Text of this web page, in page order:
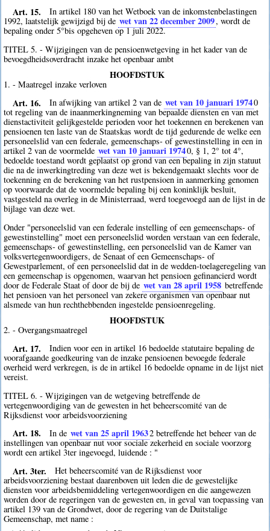
Art. 15.
In artikel 180 van het Wetboek van de inkomstenbelastingen
1992, laatstelijk gewijzigd bij de wet van 22 december 2009, wordt de
bepaling onder 5°bis opgeheven op 1 juli 2022.
TITEL 5. - Wijzigingen van de pensioenwetgeving in het kader van de
bevoegdheidsoverdracht inzake het openbaar ambt
HOOFDSTUK
1. - Maatregel inzake verloven
Art. 16. In afwijking van artikel 2 van de wet van 10 januari 19740
tot regeling van de inaanmerkingneming van bepaalde diensten en van met
dienstactiviteit gelijkgestelde perioden voor het toekennen en berekenen van
pensioenen ten laste van de Staatskas wordt de tijd gedurende de welke een
personeelslid van een federale, gemeenschaps- of gewestinstelling in een in
artikel 2 van de voormelde wet van 10 januari 19740, § 1, 2° tot 4°,
bedoelde toestand wordt geplaatst op grond van een bepaling in zijn statuut
die na de inwerkingtreding van deze wet is bekendgemaakt slechts voor de
toekenning en de berekening van het rustpensioen in aanmerking genomen
op voorwaarde dat de voormelde bepaling bij een koninklijk besluit,
vastgesteld na overleg in de Ministerraad, werd toegevoegd aan de lijst in de
bijlage van deze wet.
Onder "personeelslid van een federale instelling of een gemeenschaps- of
gewestinstelling" moet een personeelslid worden verstaan van een federale,
gemeenschaps- of gewestinstelling, een personeelslid van de Kamer van
volksvertegenwoordigers, de Senaat of een Gemeenschaps- of
Gewestparlement, of een personeelslid dat in de wedden-toelageregeling van
een gemeenschap is opgenomen, waarvan het pensioen gefinancierd wordt
door de Federale Staat of door de bij de wet van 28 april 1958 betreffende
het pensioen van het personeel van zekere organismen van openbaar nut
alsmede van hun rechthebbenden ingestelde pensioenregeling.
HOOFDSTUK
2. - Overgangsmaatregel
Art. 17.
Indien voor een in artikel 16 bedoelde statutaire bepaling de
voorafgaande goedkeuring van de inzake pensioenen bevoegde federale
overheid werd verkregen, is de in artikel 16 bedoelde opname in de lijst niet
vereist.
TITEL 6. - Wijzigingen van de wetgeving betreffende de
vertegenwoordiging van de gewesten in het beheerscomité van de
Rijksdienst voor arbeidsvoorziening
Art. 18. In de wet van 25 april 19632 betreffende het beheer van de
instellingen van openbaar nut voor sociale zekerheid en sociale voorzorg
wordt een artikel 3ter ingevoegd, luidende : "
Art. 3ter.
Het beheerscomité van de Rijksdienst voor
arbeidsvoorziening bestaat daarenboven uit leden die de gewestelijke
diensten voor arbeidsbemiddeling vertegenwoordigen en die aangewezen
worden door de regeringen van de gewesten en, in geval van toepassing van
artikel 139 van de Grondwet, door de regering van de Duitstalige
Gemeenschap, met name :